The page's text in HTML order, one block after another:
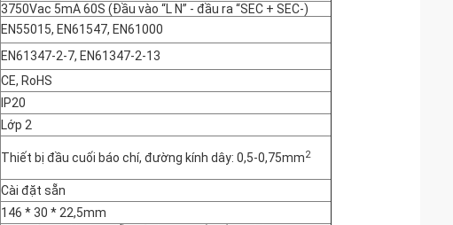
3750Vac 5mA 60S (Đầu vào “L N” - đầu ra “SEC + SEC-)
EN55015, EN61547, EN61000
EN61347-2-7, EN61347-2-13
CE, RoHS
IP20
Lớp 2
Thiết bị đầu cuối báo chí, đường kính dây: 0,5-0,75mm2
Cài đặt sẵn
146 * 30 * 22,5mm